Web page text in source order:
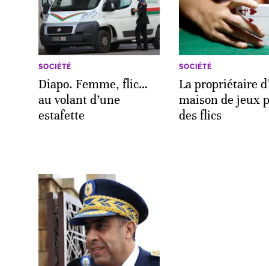
SOCIÉTÉ
Diapo. Femme, flic…
au volant d’une
estafette
SOCIÉTÉ
La propriétaire
maison de jeux
des flics